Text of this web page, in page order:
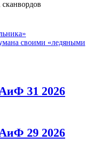
своими «ледяными
31 2026
29 2026